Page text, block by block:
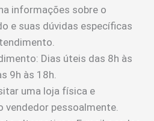
informações sobre o
e suas dúvidas específicas
Dias úteis das 8h às
9h às 18h.
uma loja física e
vendedor pessoalmente.